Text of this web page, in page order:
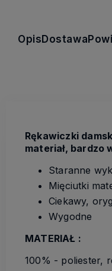
Opis Dostawa
Rękawiczki
materiał, bardzo
Staranne
Mięciutki
Ciekawy,
Wygodne
MATERIAŁ :
100% - poliester,